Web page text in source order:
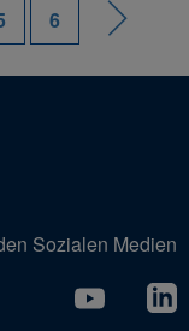
6
Sozialen Medien